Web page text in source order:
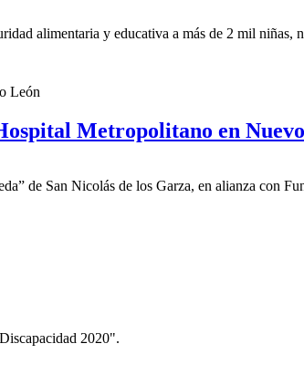
alimentaria y educativa a más de 2 mil niñas,
Metropolitano en
de San Nicolás de los Garza, en alianza con
2020".